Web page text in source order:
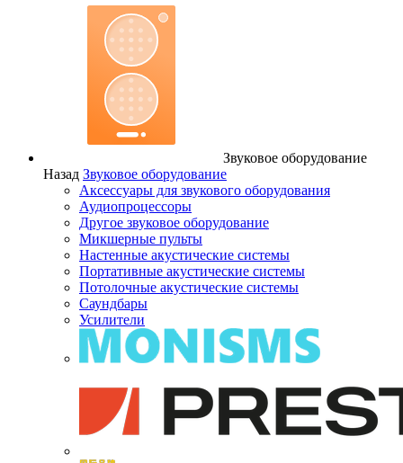
Звуковое оборудование
Назад Звуковое оборудование
Аксессуары для звукового оборудования
Аудиопроцессоры
Другое звуковое оборудование
Микшерные пульты
Настенные акустические системы
Портативные акустические системы
Потолочные акустические системы
Саундбары
Усилители